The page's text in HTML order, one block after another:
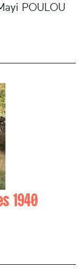
POULOU
1940